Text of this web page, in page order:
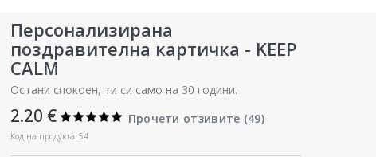
Персонализирана
поздравителна картичка - KEEP
CALM
Остани спокоен, ти си само на 30 години.
2.20 € Прочети отзивите (49)
Код на продукта: 54